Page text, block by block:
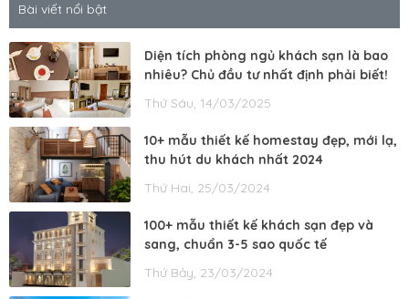
Bài viết nổi bật
Diện tích phòng ngủ khách sạn là bao
nhiêu? Chủ đầu tư nhất định phải biết!
Thứ Sáu, 14/03/2025
10+ mẫu thiết kế homestay đẹp, mới lạ,
thu hút du khách nhất 2024
Thứ Hai, 25/03/2024
100+ mẫu thiết kế khách sạn đẹp và
sang, chuẩn 3-5 sao quốc tế
Thứ Bảy, 23/03/2024